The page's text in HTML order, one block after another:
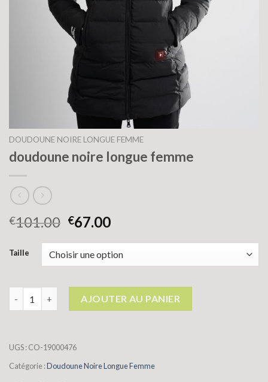
DOUDOUNE NOIRE LONGUE FEMME
doudoune noire longue femme
€101.00 €67.00
Taille
AJOUTER AU PANIER
UGS :CO-19000476
Catégorie :Doudoune Noire Longue Femme